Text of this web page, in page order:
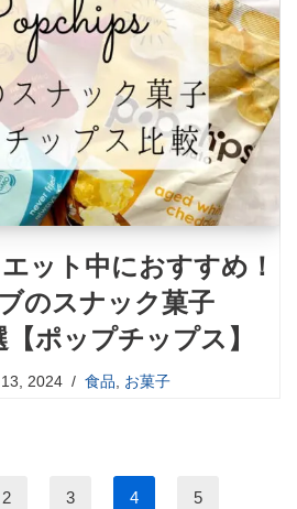
ット中におすすめ！
のスナック菓子
ポップチップス】
2024 食品, お菓子
2 3 4 5